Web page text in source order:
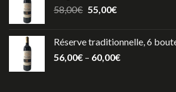
58,00€ 55,00€
Réserve traditionnelle, 6
56,00€ – 60,00€